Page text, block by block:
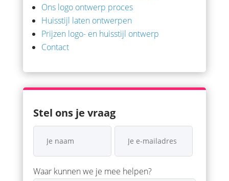
Ons logo ontwerp proces
Huisstijl laten ontwerpen
Prijzen logo- en huisstijl ontwerp
Contact
Stel ons je vraag
Waar kunnen we je mee helpen?